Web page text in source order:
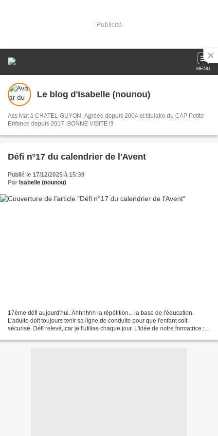
Publicité
MENU
Le blog d'Isabelle (nounou)
Ass Mat à CHATEL-GUYON, Agréée depuis 2004 et titulaire du CAP Petite
Enfance depuis 2017, BONNE VISITE !!!
Défi n°17 du calendrier de l'Avent
Publié le 17/12/2025 à 15:39
Par Isabelle (nounou)
17ème défi aujourd'hui. Ahhhhhh la répétition... la base de l'éducation.
L'adulte doit toujours tenir sa ligne de conduite pour que l'enfant soit
sécurisé. Défi relevé, car je l'utilise chaque jour. L'idée de notre formatrice :